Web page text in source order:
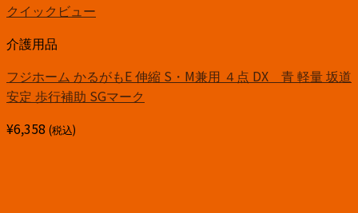
クイックビュー
介護用品
フジホーム かるがもE 伸縮 S・M兼用 ４点 DX 青 軽量 坂道
安定 歩行補助 SGマーク
¥6,358 (税込)